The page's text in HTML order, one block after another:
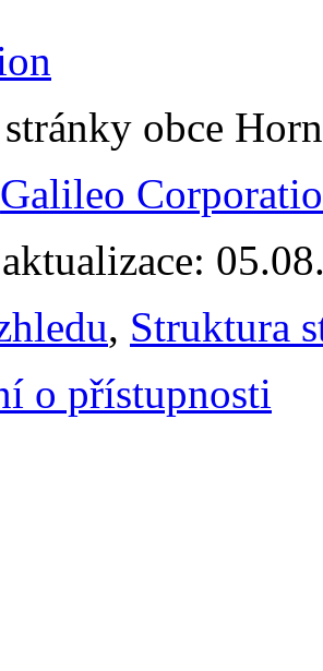
obce
Galileo
, Struktura
o přístupnosti